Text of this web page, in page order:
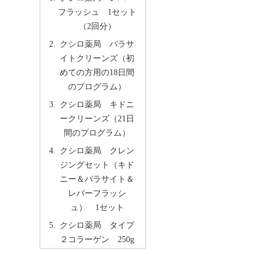
フラッシュ 1セット
（2回分）
クシロ薬局 パラサ
イトクリーンズ（初
めての方用の18日間
のプログラム）
クシロ薬局 キドニ
ークリーンズ（21日
間のプログラム）
クシロ薬局 クレン
ジングセット（キド
ニー＆パラサイト＆
レバーフラッシ
ュ） 1セット
クシロ薬局 タイプ
２コラーゲン 250g